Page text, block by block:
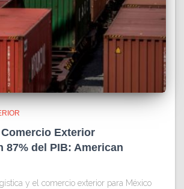
Exterior
87% del PIB: American
y el comercio exterior para México